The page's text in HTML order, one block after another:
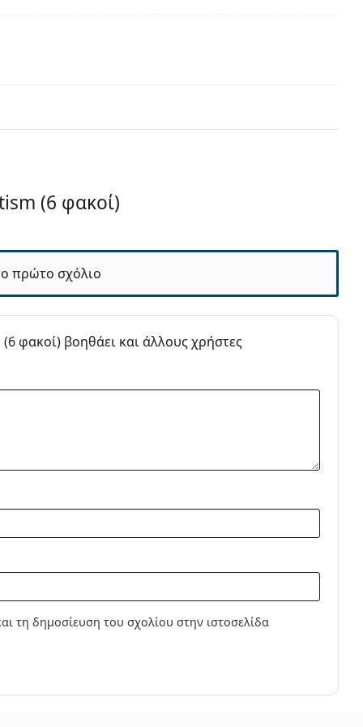
μήνες
(6 φακοί)
πρώτο σχόλιο
φακοί) βοηθάει και άλλους χρήστες
τη δημοσίευση του σχολίου στην ιστοσελίδα